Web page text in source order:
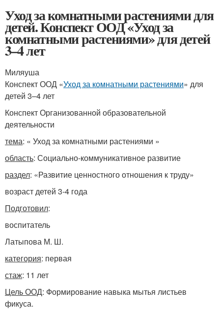
Уход за комнатными растениями для
детей. Конспект ООД «Уход за
комнатными растениями» для детей
3–4 лет
Миляуша
Конспект ООД «Уход за комнатными растениями» для
детей 3–4 лет
Конспект Организованной образовательной
деятельности
тема: « Уход за комнатными растениями »
область: Социально-коммуникативное развитие
раздел: «Развитие ценностного отношения к труду»
возраст детей 3-4 года
Подготовил:
воспитатель
Латыпова М. Ш.
категория: первая
стаж: 11 лет
Цель ООД: Формирование навыка мытья листьев
фикуса.